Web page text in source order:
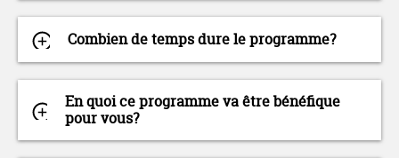
Combien de temps dure le programme?
En quoi ce programme va être bénéfique
pour vous?